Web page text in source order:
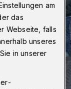
am
das
Webseite, falls
unseres
in unserer